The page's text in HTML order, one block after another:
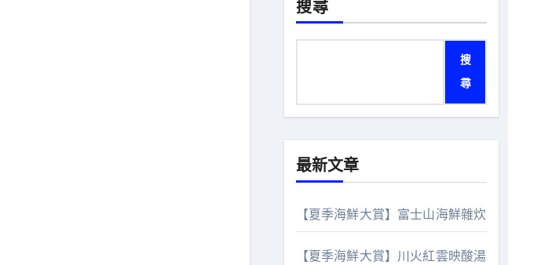
搜尋
搜
尋
最新文章
【夏季海鮮大賞】富士山海鮮雜炊
【夏季海鮮大賞】川火紅雲映酸湯